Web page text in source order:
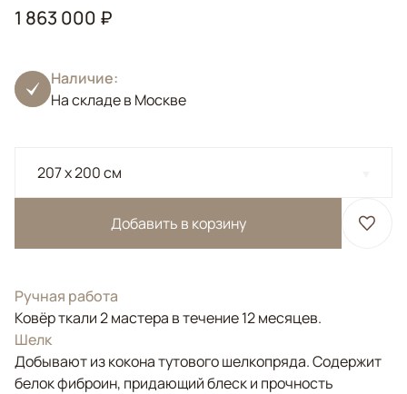
1 863 000 ₽
Наличие:
На складе в Москве
207 x 200 см
Добавить в корзину
Ручная работа
Ковёр ткали 2 мастера в течение 12 месяцев.
Шелк
Добывают из кокона тутового шелкопряда. Содержит
белок фиброин, придающий блеск и прочность